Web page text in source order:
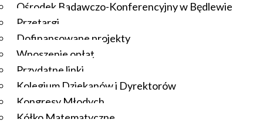
Ośrodek Badawczo-Konferencyjny w Będlewie
Przetargi
Dofinansowane projekty
Wnoszenie opłat
Przydatne linki
Kolegium Dziekanów i Dyrektorów
Kongresy Młodych
Kółko Matematyczne